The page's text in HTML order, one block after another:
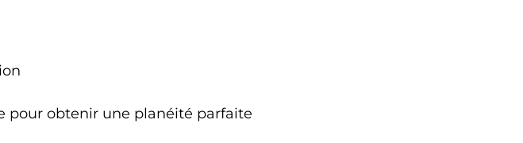
pour obtenir une planéité parfaite